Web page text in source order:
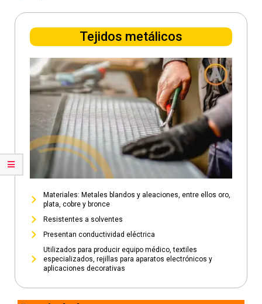
Tejidos metálicos
Materiales: Metales blandos y aleaciones, entre ellos oro,
plata, cobre y bronce
Resistentes a solventes
Presentan conductividad eléctrica
Utilizados para producir equipo médico, textiles
especializados, rejillas para aparatos electrónicos y
aplicaciones decorativas